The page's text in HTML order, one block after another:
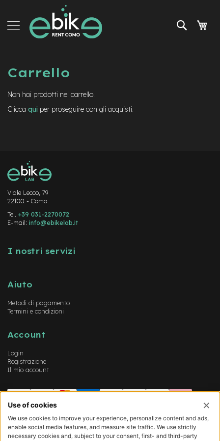
contenuto
Cerca
e-
Bike
servizi
News
Carrello
Non hai prodotti nel carrello.
Clicca qui per proseguire con gli acquisti.
Viale Lecco, 79
22100 - Como
Tel. +39 031-2270072
E-mail: info@ebikelab.it
I nostri servizi
Aiuto
Metodi di pagamento
Termini e condizioni
Account
Login
Registrazione
Il mio account